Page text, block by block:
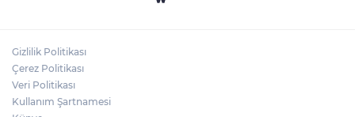
Gizlilik Politikası
Çerez Politikası
Veri Politikası
Kullanım Şartnamesi